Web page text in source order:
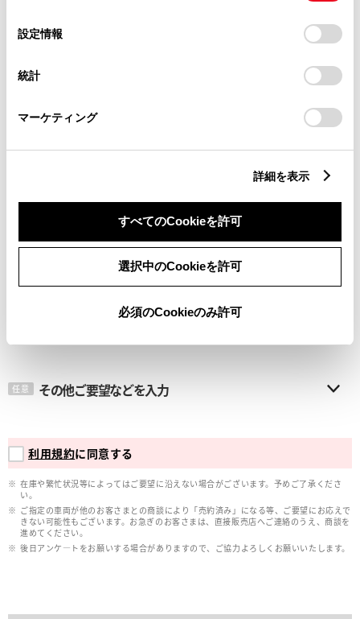
デバイスにすべてのCookie(クッキー)が保存されることに同
意したことになります。Cookie(クッキー)のオプトアウト、
設定の変更、同意を撤回したりするにあたっては、当社の
「Cookie（クッキー）情報の取り扱いについて
」をご覧くだ
設定情報
統計
マーケティング
詳細を表示
すべてのCookieを許可
選択中のCookieを許可
必須のCookieのみ許可
メールアドレス
任意 その他ご要望などを入力
利用規約に同意する
在庫や繁忙状況等によってはご要望に沿えない場合がございます。予めご了承くださ
い。
ご指定の車両が他のお客さまとの商談により「売約済み」になる等、ご要望にお応えで
きない可能性もございます。お急ぎのお客さまは、直接販売店へご連絡のうえ、商談を
進めてください。
後日アンケ―トをお願いする場合がありますので、ご協力よろしくお願いいたします。